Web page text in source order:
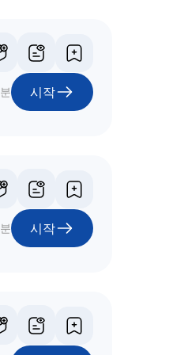
분 시작
분 시작